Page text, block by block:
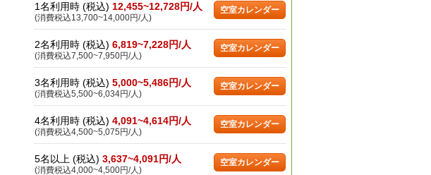
1名利用時 (税込) 12,455~12,728円/人
(消費税込13,700~14,000円/人)
空室カレンダー
2名利用時 (税込) 6,819~7,228円/人
(消費税込7,500~7,950円/人)
空室カレンダー
3名利用時 (税込) 5,000~5,486円/人
(消費税込5,500~6,034円/人)
空室カレンダー
4名利用時 (税込) 4,091~4,614円/人
(消費税込4,500~5,075円/人)
空室カレンダー
5名以上 (税込) 3,637~4,091円/人
(消費税込4,000~4,500円/人)
空室カレンダー